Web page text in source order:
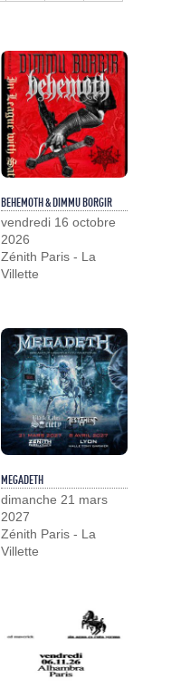
BEHEMOTH & DIMMU BORGIR
vendredi 16 octobre
2026
Zénith Paris - La
Villette
MEGADETH
dimanche 21 mars
2027
Zénith Paris - La
Villette